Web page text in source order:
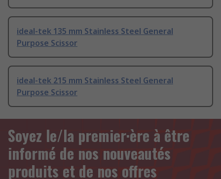
ideal-tek 135 mm Stainless Steel General
Purpose Scissor
ideal-tek 215 mm Stainless Steel General
Purpose Scissor
Soyez le/la premier·ère à être
informé de nos nouveautés
produits et de nos offres